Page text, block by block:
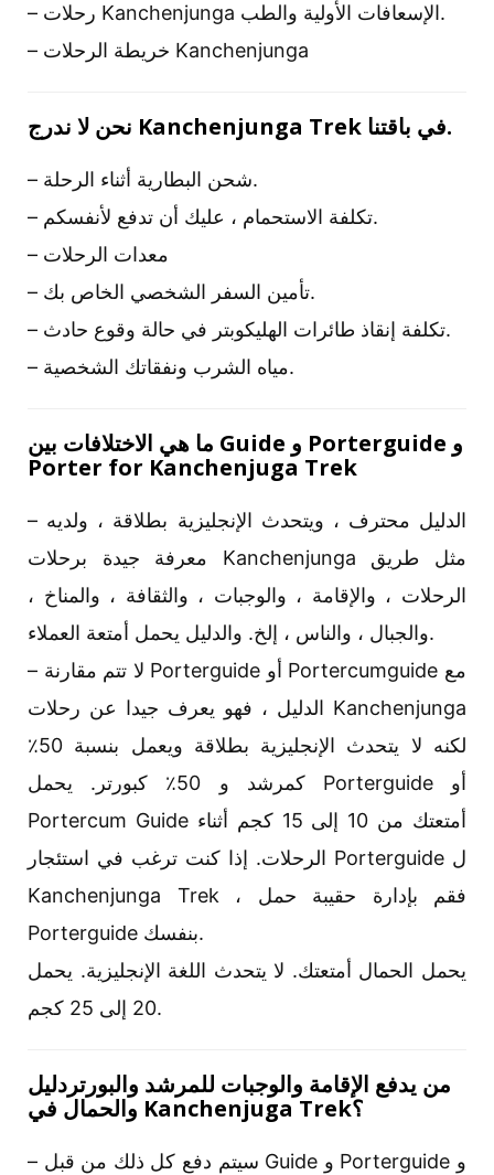
– رحلات Kanchenjunga الإسعافات الأولية والطب.
– خريطة الرحلات Kanchenjunga
نحن لا ندرج Kanchenjunga Trek في باقتنا.
– شحن البطارية أثناء الرحلة.
– تكلفة الاستحمام ، عليك أن تدفع لأنفسكم.
– معدات الرحلات
– تأمين السفر الشخصي الخاص بك.
– تكلفة إنقاذ طائرات الهليكوبتر في حالة وقوع حادث.
– مياه الشرب ونفقاتك الشخصية.
ما هي الاختلافات بين Guide و Porterguide و
Porter for Kanchenjuga Trek
– الدليل محترف ، ويتحدث الإنجليزية بطلاقة ، ولديه
معرفة جيدة برحلات Kanchenjunga مثل طريق
الرحلات ، والإقامة ، والوجبات ، والثقافة ، والمناخ ،
والجبال ، والناس ، إلخ. والدليل يحمل أمتعة العملاء.
– لا تتم مقارنة Porterguide أو Portercumguide مع
الدليل ، فهو يعرف جيدا عن رحلات Kanchenjunga
لكنه لا يتحدث الإنجليزية بطلاقة ويعمل بنسبة 50٪
كمرشد و 50٪ كبورتر. يحمل Porterguide أو
Portercum Guide أمتعتك من 10 إلى 15 كجم أثناء
الرحلات. إذا كنت ترغب في استئجار Porterguide ل
Kanchenjunga Trek ، فقم بإدارة حقيبة حمل
Porterguide بنفسك.
يحمل الحمال أمتعتك. لا يتحدث اللغة الإنجليزية. يحمل
20 إلى 25 كجم.
من يدفع الإقامة والوجبات للمرشد والبورتردليل
والحمال في Kanchenjuga Trek؟
– سيتم دفع كل ذلك من قبل Guide و Porterguide و